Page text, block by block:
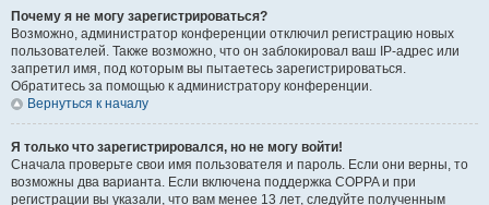
Почему я не могу зарегистрироваться?
Возможно, администратор конференции отключил регистрацию новых
пользователей. Также возможно, что он заблокировал ваш IP-адрес или
запретил имя, под которым вы пытаетесь зарегистрироваться.
Обратитесь за помощью к администратору конференции.
Вернуться к началу
Я только что зарегистрировался, но не могу войти!
Сначала проверьте свои имя пользователя и пароль. Если они верны, то
возможны два варианта. Если включена поддержка COPPA и при
регистрации вы указали, что вам менее 13 лет, следуйте полученным